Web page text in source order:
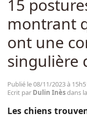
15
montrant
ont une
singulière
Publié le 08/11/2023 à
Ecrit par Dulin Inèsdans
Les chiens